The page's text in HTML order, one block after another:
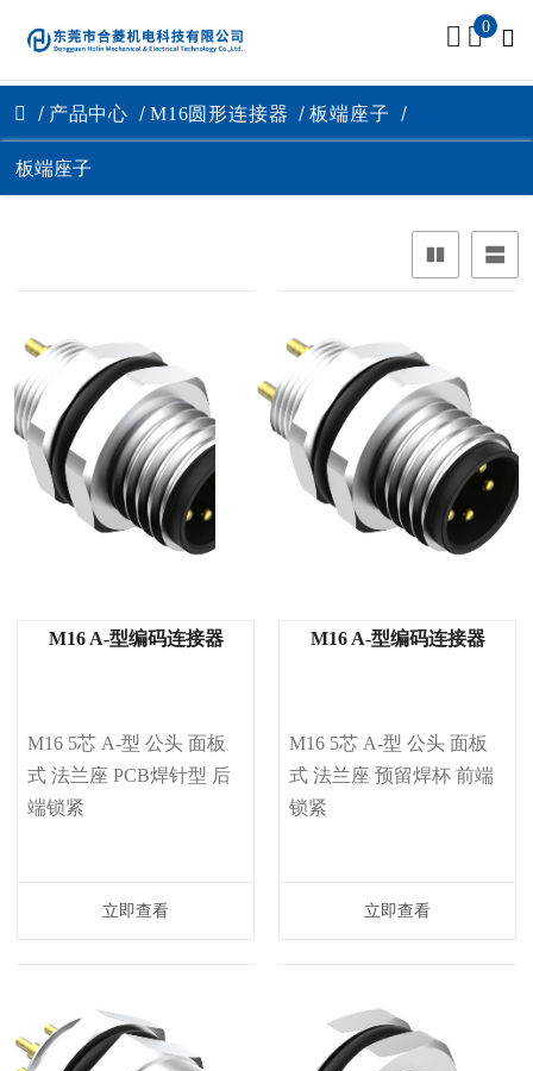
0
产品中心 M16圆形连接器 板端座子
板端座子
M16 A-型编码连接器
M16 5芯 A-型 公头 面板
式 法兰座 PCB焊针型 后
端锁紧
立即查看
M16 A-型编码连接器
M16 5芯 A-型 公头 面板
式 法兰座 预留焊杯 前端
锁紧
立即查看